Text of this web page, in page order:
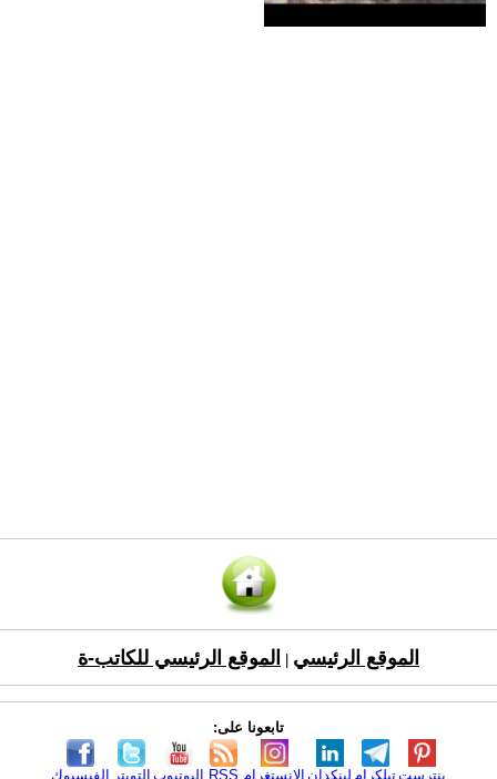
الموقع الرئيسي الموقع الرئيسي للكاتب-ة
تابعونا على:
الفيسبوك التويتر اليوتيوب RSS الانستغرام لينكدإن تيلكرامبنترست